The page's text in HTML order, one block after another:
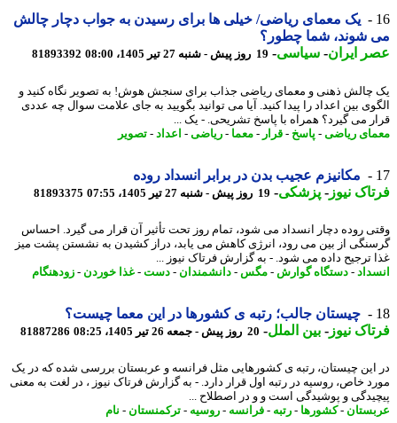
یک معمای ریاضی/ خیلی ها برای رسیدن به جواب دچار چالش
شوند، شما چطور؟
ایران- سیاسی-19 روز پیش - شنبه 27 تیر 1405، 08:00 81893392
ذهنی و معمای ریاضی جذاب برای سنجش هوش! به تصویر نگاه کنید و
بین اعداد را پیدا کنید. آیا می توانید بگویید به جای علامت سوال چه عددی
می گیرد؟ همراه با پاسخ تشریحی. - یک ...
ریاضی-پاسخ-قرار - معما-ریاضی-اعداد -تصویر
مکانیزم عجیب بدن در برابر انسداد روده
نیوز-پزشکی-19 روز پیش - شنبه 27 تیر 1405، 07:55 81893375
روده دچار انسداد می شود، تمام روز تحت تأثیر آن قرار می گیرد. احساس
از بین می رود، انرژی کاهش می یابد، دراز کشیدن به نشستن پشت میز
ترجیح داده می شود. - به گزارش فرتاک نیوز ...
-دستگاه گوارش -مگس-دانشمندان- دست-غذا خوردن-زودهنگام
چیستان جالب؛ رتبه ی کشورها در این معما چیست؟
نیوز-بین الملل-20 روز پیش - جمعه 26 تیر 1405، 08:25 81887286
چیستان، رتبه ی کشورهایی مثل فرانسه و عربستان بررسی شده که در یک
خاص، روسیه در رتبه اول قرار دارد. - به گزارش فرتاک نیوز ، در لغت به معنی
و پوشیدگی است و و در اصطلاح ...
-کشورها- رتبه -فرانسه -روسیه-ترکمنستان-نام